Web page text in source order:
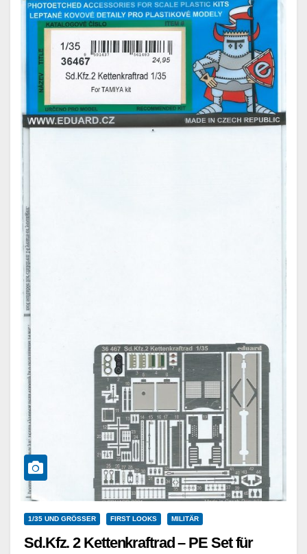
1/35 UND GRÖSSER FIRST LOOKS MILITÄR
Sd.Kfz. 2 Kettenkraftrad – PE Set für